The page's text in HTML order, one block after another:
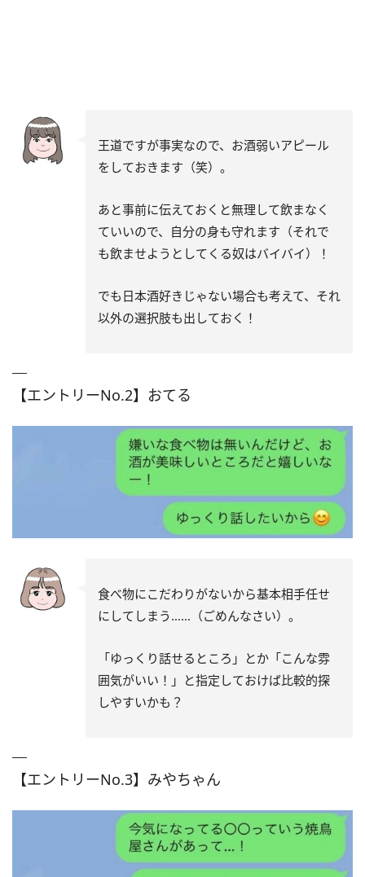
王道ですが事実なので、お酒弱いアピール
をしておきます（笑）。
あと事前に伝えておくと無理して飲まなく
ていいので、自分の身も守れます（それで
も飲ませようとしてくる奴はバイバイ）！
でも日本酒好きじゃない場合も考えて、それ
以外の選択肢も出しておく！
【エントリーNo.2】おてる
食べ物にこだわりがないから基本相手任せ
にしてしまう……（ごめんなさい）。
「ゆっくり話せるところ」とか「こんな雰
囲気がいい！」と指定しておけば比較的探
しやすいかも？
【エントリーNo.3】みやちゃん